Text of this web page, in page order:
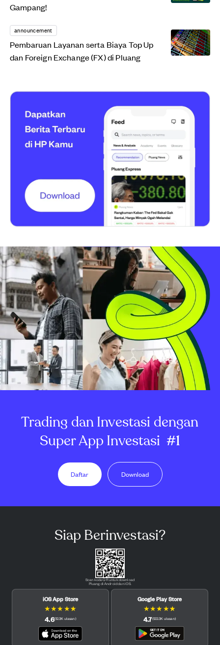
Gampang!
announcement
Pembaruan Layanan serta Biaya Top Up
dan Foreign Exchange (FX) di Pluang
Trading dan Investasi dengan
Super App Investasi #1
Daftar Download
Siap Berinvestasi?
Scan kode QR untuk download
Pluang di Android dan iOS.
iOS App Store
★★★ ★★
4.6(12.3K ulasan)
Google Play Store
★★★ ★★
4.7(122.3K ulasan)